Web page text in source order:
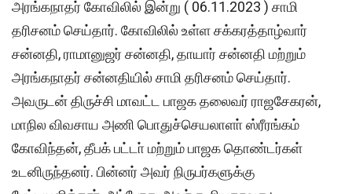
அரங்கநாதர் கோவிலில் இன்று ( 06.11.2023 ) சாமி
தரிசனம் செய்தார். கோவிலில் உள்ள சக்கரத்தாழ்வார்
சன்னதி, ராமானுஜர் சன்னதி, தாயார் சன்னதி மற்றும்
அரங்கநாதர் சன்னதியில் சாமி தரிசனம் செய்தார்.
அவருடன் திருச்சி மாவட்ட பாஜக தலைவர் ராஜசேகரன்,
மாநில விவசாய அணி பொதுச்செயலாளா் ஸ்ரீரங்கம்
கோவிந்தன், தீபக் பட்டா் மற்றும் பாஜக தொண்டர்கள்
உடனிருந்தனர். பின்னர் அவர் நிருபர்களுக்கு